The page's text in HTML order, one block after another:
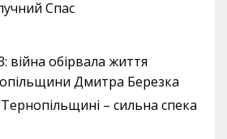
Спас
війна обірвала життя
Дмитра Березка
– сильна спека